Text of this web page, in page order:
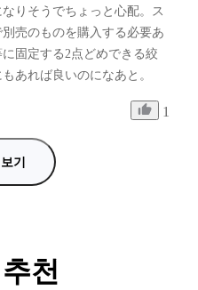
りそうでちょっと心配。ス
売のものを購入する必要あ
固定する2点どめできる絞
あれば良いのになあと。
1
기
천